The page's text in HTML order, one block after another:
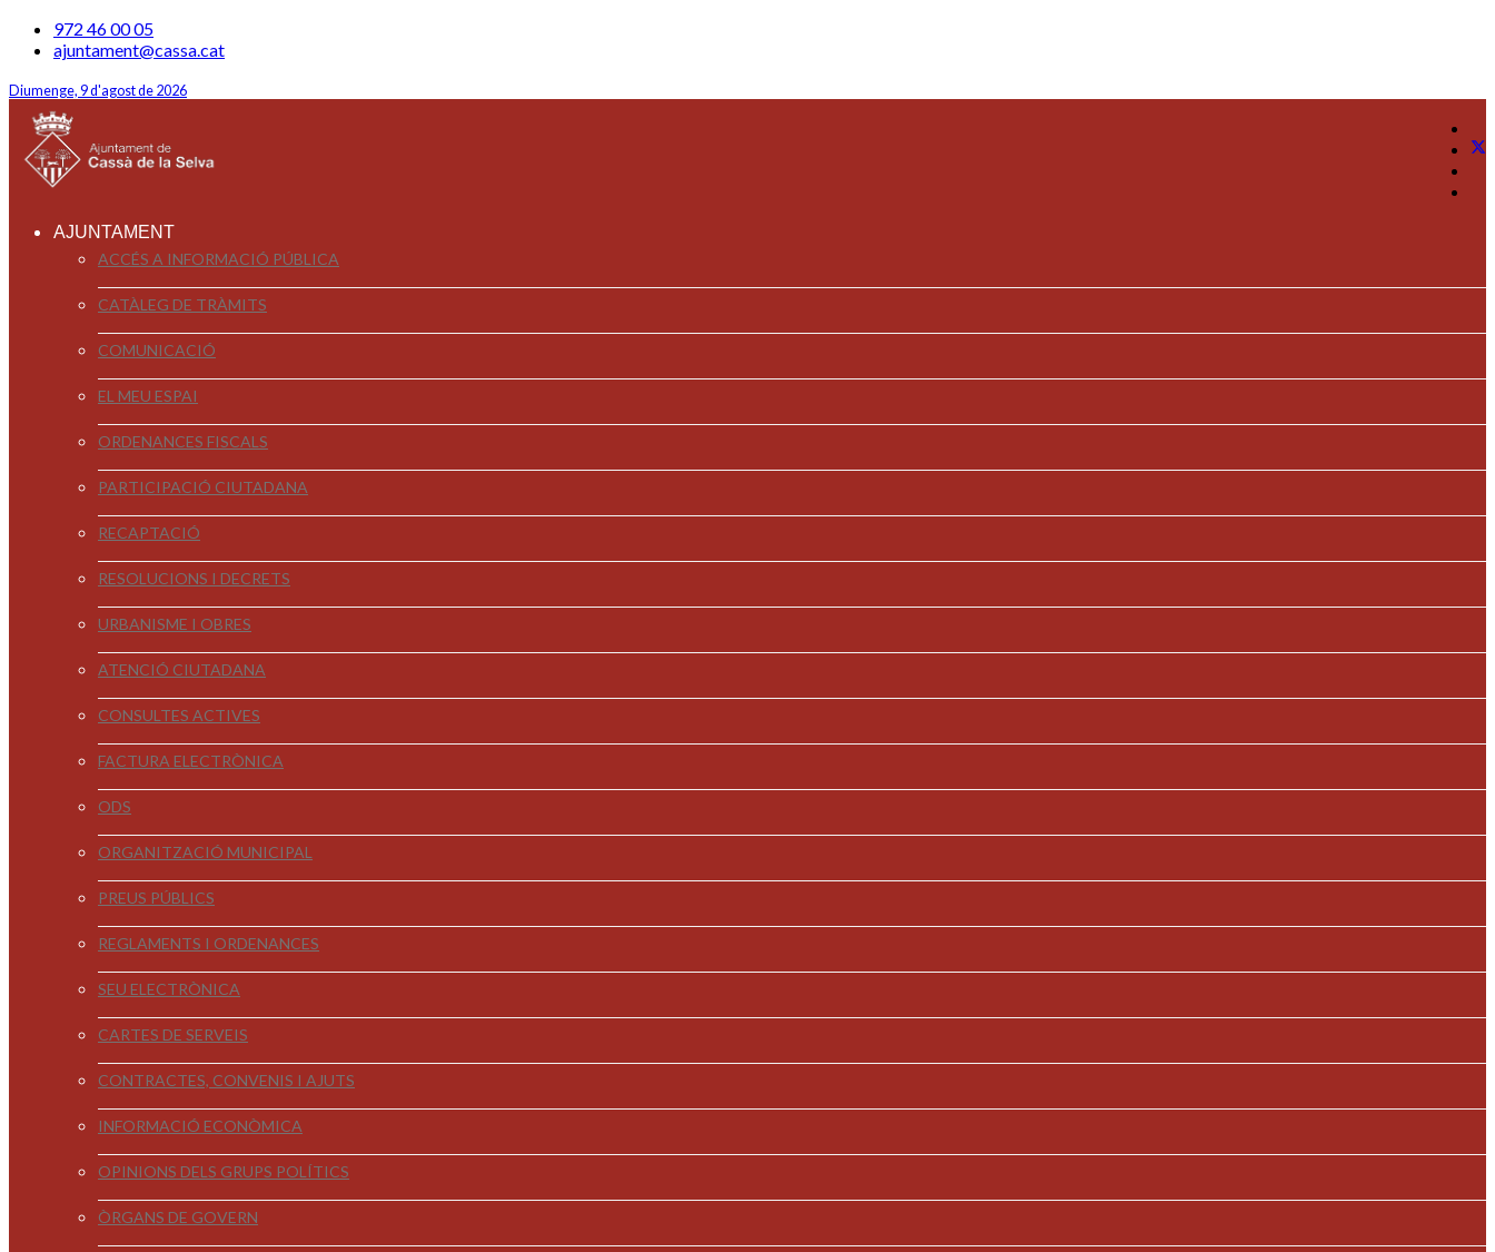
972 46 00 05
ajuntament@cassa.cat
Diumenge, 9 d'agost de 2026
AJUNTAMENT
ACCÉS A INFORMACIÓ PÚBLICA
CATÀLEG DE TRÀMITS
COMUNICACIÓ
EL MEU ESPAI
ORDENANCES FISCALS
PARTICIPACIÓ CIUTADANA
RECAPTACIÓ
RESOLUCIONS I DECRETS
URBANISME I OBRES
ATENCIÓ CIUTADANA
CONSULTES ACTIVES
FACTURA ELECTRÒNICA
ODS
ORGANITZACIÓ MUNICIPAL
PREUS PÚBLICS
REGLAMENTS I ORDENANCES
SEU ELECTRÒNICA
CARTES DE SERVEIS
CONTRACTES, CONVENIS I AJUTS
INFORMACIÓ ECONÒMICA
OPINIONS DELS GRUPS POLÍTICS
ÒRGANS DE GOVERN